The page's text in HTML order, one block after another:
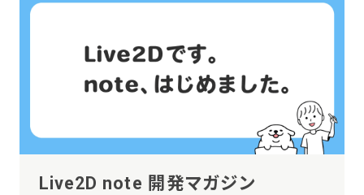
Live2D note 開発マガジン